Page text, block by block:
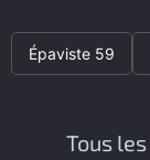
Épaviste 59
Tous les